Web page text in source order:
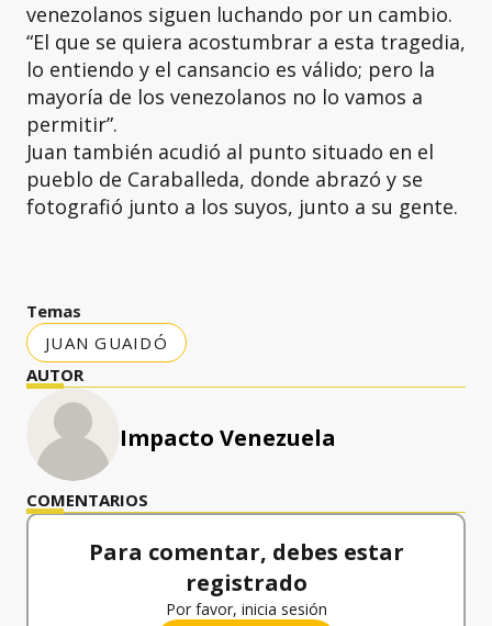
venezolanos siguen luchando por un cambio.
“El que se quiera acostumbrar a esta tragedia,
lo entiendo y el cansancio es válido; pero la
mayoría de los venezolanos no lo vamos a
permitir”.
Juan también acudió al punto situado en el
pueblo de Caraballeda, donde abrazó y se
fotografió junto a los suyos, junto a su gente.
Temas
JUAN GUAIDÓ
AUTOR
Impacto Venezuela
COMENTARIOS
Para comentar, debes estar
registrado
Por favor, inicia sesión